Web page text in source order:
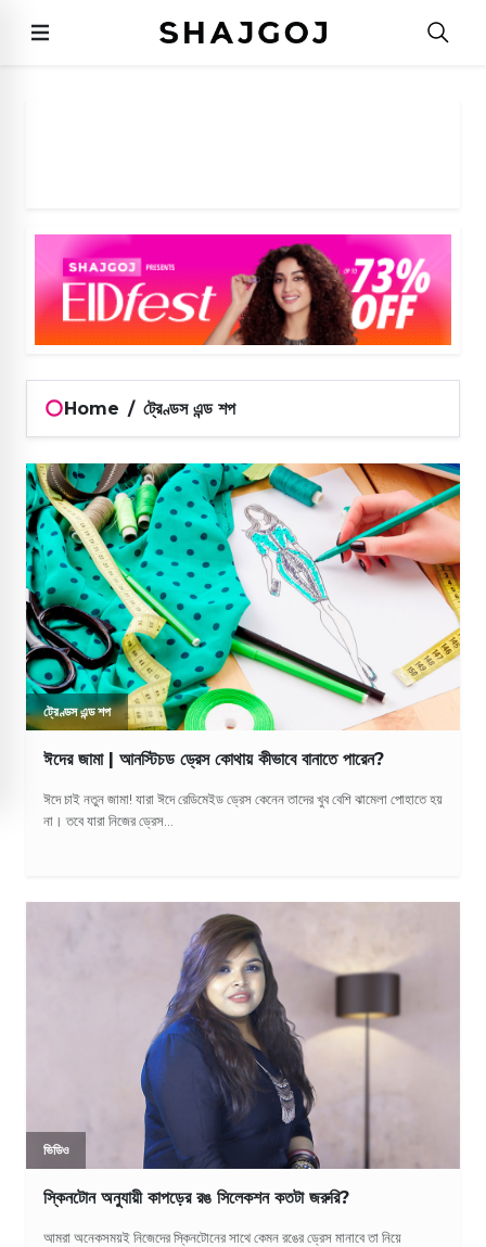
Home / ট্রেণ্ডস এন্ড শপ
ট্রেণ্ডস এন্ড শপ
ঈদের জামা | আনস্টিচড ড্রেস কোথায় কীভাবে বানাতে পারেন?
ঈদে চাই নতুন জামা! যারা ঈদে রেডিমেইড ড্রেস কেনেন তাদের খুব বেশি ঝামেলা পোহাতে হয়
না। তবে যারা নিজের ড্রেস...
ভিডিও
স্কিনটোন অনুযায়ী কাপড়ের রঙ সিলেকশন কতটা জরুরি?
আমরা অনেকসময়ই নিজেদের স্কিনটোনের সাথে কেমন রঙের ড্রেস মানাবে তা নিয়ে